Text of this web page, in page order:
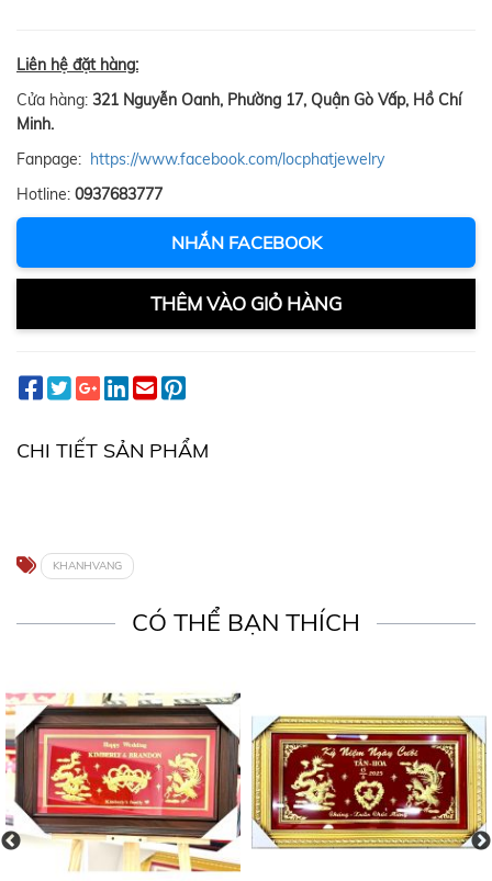
Liên hệ đặt hàng:
Cửa hàng: 321 Nguyễn Oanh, Phường 17, Quận Gò Vấp, Hồ Chí
Minh.
Fanpage: https://www.facebook.com/locphatjewelry
Hotline: 0937683777
NHẮN FACEBOOK
THÊM VÀO GIỎ HÀNG
CHI TIẾT SẢN PHẨM
KHANHVANG
CÓ THỂ BẠN THÍCH